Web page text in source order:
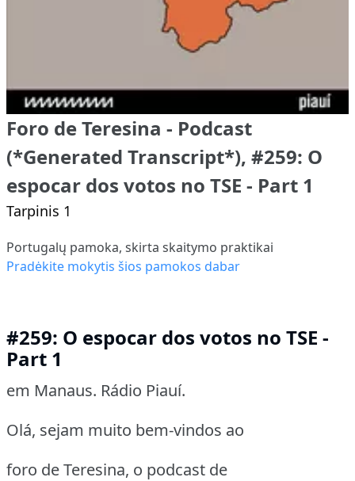
Foro de Teresina - Podcast
(*Generated Transcript*), #259: O
espocar dos votos no TSE - Part 1
Tarpinis 1
Portugalų pamoka, skirta skaitymo praktikai
Pradėkite mokytis šios pamokos dabar
#259: O espocar dos votos no TSE -
Part 1
em Manaus. Rádio Piauí.
Olá, sejam muito bem-vindos ao
foro de Teresina, o podcast de